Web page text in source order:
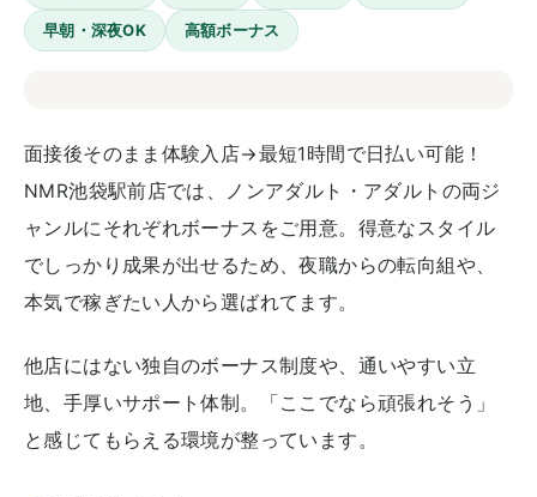
早朝・深夜OK 高額ボーナス
面接後そのまま体験入店→最短1時間で日払い可能！
NMR池袋駅前店では、ノンアダルト・アダルトの両ジ
ャンルにそれぞれボーナスをご用意。得意なスタイル
でしっかり成果が出せるため、夜職からの転向組や、
本気で稼ぎたい人から選ばれてます。
他店にはない独自のボーナス制度や、通いやすい立
地、手厚いサポート体制。「ここでなら頑張れそう」
と感じてもらえる環境が整っています。